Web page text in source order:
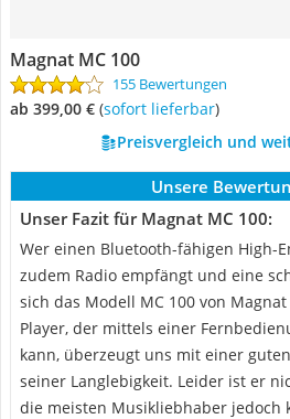
Magnat MC 100
155 Bewertungen
ab 399,00 € ( Sofort lieferbar)
Preisvergleich und
Unsere
Unser Fazit für Magnat MC 100:
Wer einen Bluetooth-fähigen High-
zudem Radio empfängt und eine
sich das Modell MC 100 von
Player, der mittels einer
kann, überzeugt uns mit einer
seiner Langlebigkeit. Leider ist er
die meisten Musikliebhaber jedoch